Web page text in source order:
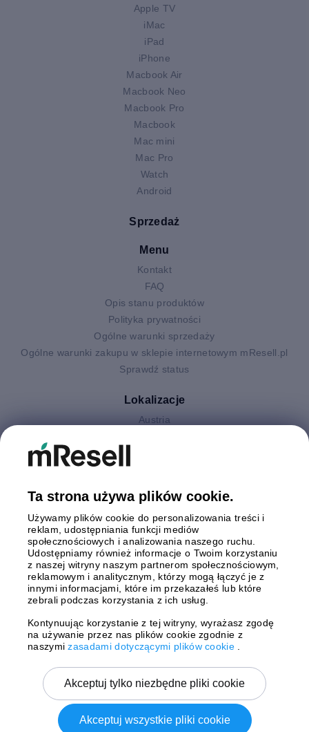
Apple TV
iMac
iPad
iPhone
Macbook Air
Macbook Neo
Macbook Pro
Macbook
Mac mini
Mac Pro
Watch
Android
Sprzedaż
Menu
Kontakt
FAQ
Opis stanu produktów
Polityka prywatności
Ogólne warunki sprzedaży
Ogólne warunki zakupu w sklepie internetowym mResell.pl
Sprawdź status
Lokalizacje
Austria
Polska
Szwecja
Wielka Brytania
Włochy
Płatności
Wysyłki z
Ta strona używa plików cookie.
Używamy plików cookie do personalizowania treści i
reklam, udostępniania funkcji mediów
społecznościowych i analizowania naszego ruchu.
Udostępniamy również informacje o Twoim korzystaniu
z naszej witryny naszym partnerom społecznościowym,
reklamowym i analitycznym, którzy mogą łączyć je z
innymi informacjami, które im przekazałeś lub które
zebrali podczas korzystania z ich usług.
Kontynuując korzystanie z tej witryny, wyrażasz zgodę
na używanie przez nas plików cookie zgodnie z
naszymizasadami dotyczącymi plików cookie
Akceptuj tylko niezbędne pliki cookie
Akceptuj wszystkie pliki cookie